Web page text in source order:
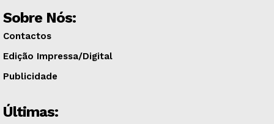
Sobre Nós:
Contactos
Edição Impressa/Digital
Publicidade
Últimas: